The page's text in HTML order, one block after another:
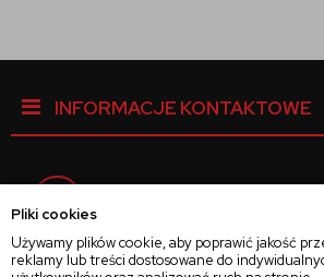
Pliki cookies
Używamy plików cookie, aby poprawić jakość
reklamy lub treści dostosowane do
INFORMACJE KONTAKTOWE
Instagram